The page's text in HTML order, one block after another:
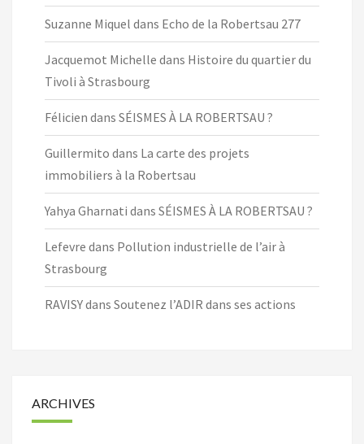
Suzanne Miquel dans Echo de la Robertsau 277
Jacquemot Michelle dans Histoire du quartier du
Tivoli à Strasbourg
Félicien dans SÉISMES À LA ROBERTSAU ?
Guillermito dans La carte des projets
immobiliers à la Robertsau
Yahya Gharnati dans SÉISMES À LA ROBERTSAU ?
Lefevre dans Pollution industrielle de l’air à
Strasbourg
RAVISYdans Soutenez l’ADIR dans ses actions
ARCHIVES